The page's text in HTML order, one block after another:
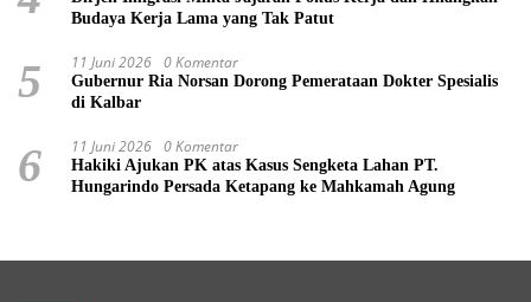
Budaya Kerja Lama yang Tak Patut
5 11 Juni 2026 0 Komentar
Gubernur Ria Norsan Dorong Pemerataan Dokter Spesialis
di Kalbar
6 11 Juni 2026 0 Komentar
Hakiki Ajukan PK atas Kasus Sengketa Lahan PT.
Hungarindo Persada Ketapang ke Mahkamah Agung